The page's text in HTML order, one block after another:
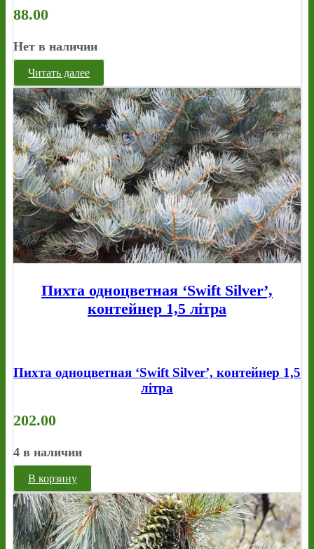
88.00
Нет в наличии
Читать далее
Пихта одноцветная ‘Swift Silver’,
контейнер 1,5 літра
Пихта одноцветная ‘Swift Silver’, контейнер 1,5
літра
202.00
4 в наличии
В корзину